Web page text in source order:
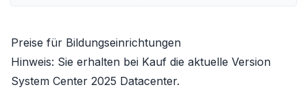
Preise für Bildungseinrichtungen
Hinweis: Sie erhalten bei Kauf die aktuelle Version
System Center 2025 Datacenter.